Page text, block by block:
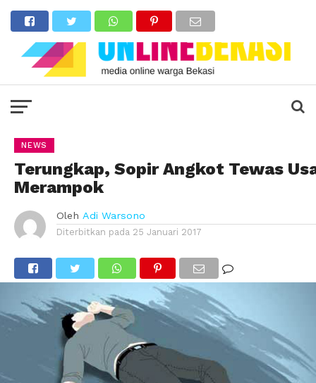
NEWS
Terungkap, Sopir Angkot Tewas
Merampok
Oleh Adi Warsono
Diterbitkan pada 25 Januari 2017